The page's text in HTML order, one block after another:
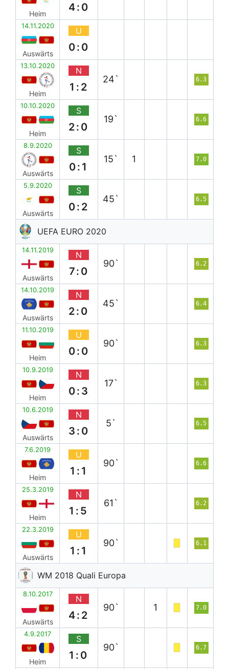
Heim
4:0
14.11.2020
Auswärts
U
0:0
13.10.2020
Heim
N
1:2
24` 6.3
10.10.2020
Heim
S
2:0
19` 6.6
8.9.2020
Auswärts
S
0:1
15` 1 7.0
5.9.2020
Auswärts
S
0:2
45` 6.5
UEFA EURO 2020
14.11.2019
Auswärts
N
7:0
90` 6.2
14.10.2019
Auswärts
N
2:0
45` 6.4
11.10.2019
Heim
U
0:0
90` 6.3
10.9.2019
Heim
N
0:3
17` 6.3
10.6.2019
Auswärts
N
3:0
5` 6.5
7.6.2019
Heim
U
1:1
90` 6.6
25.3.2019
Heim
N
1:5
61` 6.2
22.3.2019
Auswärts
U
1:1
90` 6.1
WM 2018 Quali Europa
8.10.2017
Auswärts
N
4:2
90` 1 7.0
4.9.2017
Heim
S
1:0
90` 6.7